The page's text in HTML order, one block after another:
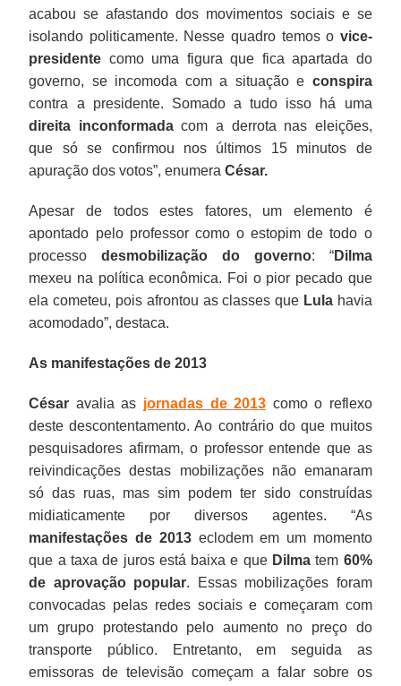
acabou se afastando dos movimentos sociais e se
isolando politicamente. Nesse quadro temos o vice-
presidente como uma figura que fica apartada do
governo, se incomoda com a situação e conspira
contra a presidente. Somado a tudo isso há uma
direita inconformadacom a derrota nas eleições,
que só se confirmou nos últimos 15 minutos de
apuração dos votos”, enumera César.
Apesar de todos estes fatores, um elemento é
apontado pelo professor como o estopim de todo o
processodesmobilização do governo: “Dilma
mexeu na política econômica. Foi o pior pecado que
ela cometeu, pois afrontou as classes que Lulahavia
acomodado”, destaca.
As manifestações de 2013
César avalia as jornadas de 2013 como o reflexo
deste descontentamento. Ao contrário do que muitos
pesquisadores afirmam, o professor entende que as
reivindicações destas mobilizações não emanaram
só das ruas, mas sim podem ter sido construídas
midiaticamente por diversos agentes. “As
manifestações de 2013eclodem em um momento
que a taxa de juros está baixa e que Dilma tem 60%
de aprovação popular. Essas mobilizações foram
convocadas pelas redes sociais e começaram com
um grupo protestando pelo aumento no preço do
transporte público. Entretanto, em seguida as
emissoras de televisão começam a falar sobre os